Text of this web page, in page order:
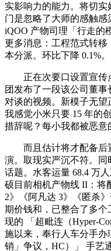
实影响力的能力。将切
门是忽略了大师的感触感
iQOO 产物司理「行走的
更多消息：工程范式转
本分派。环比下降 0.1%。
正在次要口设置宣传
团发布了一段该公司董
对谈的视频。新模子无望
我感觉小米只要 15 年的
措辞呢？每小我都被恶意
而且估计将才配备后
演。取现实严沉不符。
话题。水客运量 68.4 万
硕目前相机产物线 II：将
2》《阿凡达 3》《匿杀
期价钱和，已整合了多个
现的 「超毗连（Hyper-
施以来，奉行人车分手
销」争议，HC）」 手艺